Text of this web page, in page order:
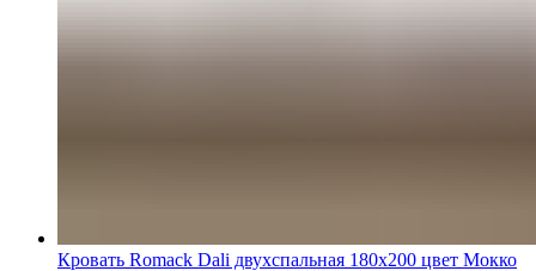
Кровать Romack Dali двухспальная 180x200 цвет Мокко